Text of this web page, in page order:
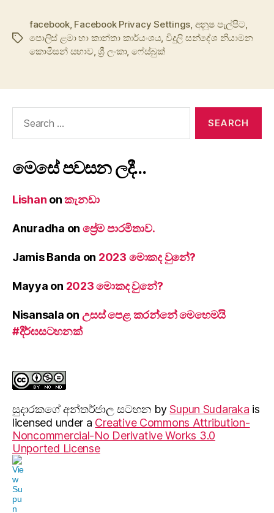
Tags
facebook, Facebook Privacy Settings, අනූෂ පැල්පිට,
‍පොලිස් ළමා හා කාන්තා කාර්යංශය, විදුලි සන්දේශ නියාමන
කොමිසන් සභාව,ශ්‍රී ලංකා, ෆේස්බුක්
මෙසේ පවසන ලදී…
Lishan onකැනඩා
Anuradha on ප්‍රේම පාරමිතාව.
Jamis Banda on 2023 මොකද වුනේ?
Mayya on 2023 මොකද වුනේ?
Nisansala on උසස් පෙළ කරන්නේ මෙහෙමයි
#දීර්ඝසටහනක්
සුදාරක‍ගේ අන්තර්ජාල සටහන bySupun Sudaraka is
licensed under a Creative Commons Attribution-
Noncommercial-No Derivative Works 3.0
Unported License